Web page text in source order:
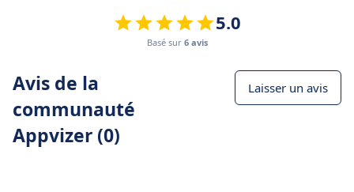
5.0
Basé sur 6 avis
Avis de la
communauté
Appvizer (0)
Laisser un avis